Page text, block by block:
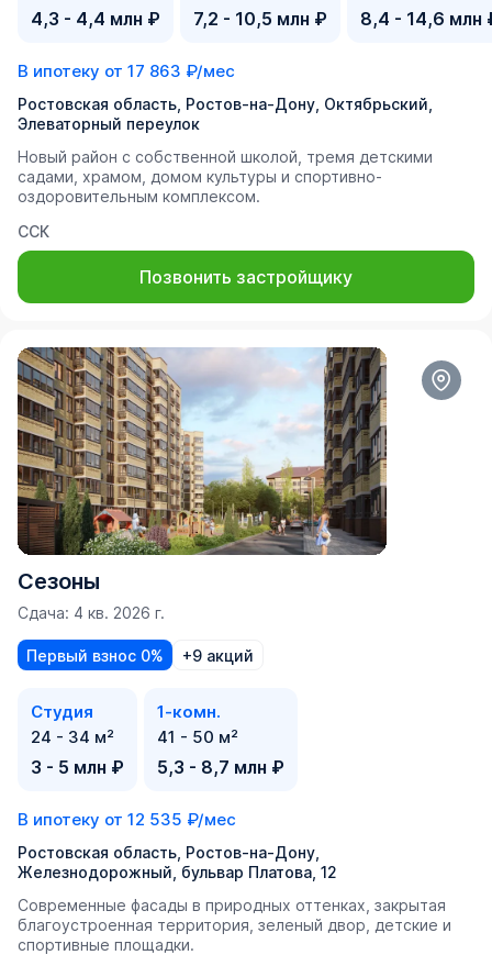
4,3 - 4,4 млн ₽ 7,2 - 10,5 млн ₽ 8,4 - 14,6 млн
В ипотеку от 17 863 ₽/мес
Ростовская область, Ростов-на-Дону, Октябрьский,
Элеваторный переулок
Новый район с собственной школой, тремя детскими
садами, храмом, домом культуры и спортивно-
оздоровительным комплексом.
ССК
Позвонить застройщику
Сезоны
Сдача: 4 кв. 2026 г.
Первый взнос 0% +9 акций
Студия
24 - 34 м²
3 - 5 млн ₽
1-комн.
41 - 50 м²
5,3 - 8,7 млн ₽
В ипотеку от 12 535 ₽/мес
Ростовская область, Ростов-на-Дону,
Железнодорожный, бульвар Платова, 12
Современные фасады в природных оттенках, закрытая
благоустроенная территория, зеленый двор, детские и
спортивные площадки.